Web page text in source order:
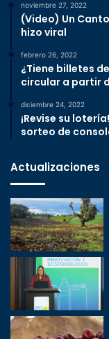
noviembre 27, 2022
(Video) Un
hizo viral
febrero 26, 2022
¿Tiene billetes
circular a partir
diciembre 24, 2022
¡Revise su
sorteo de
Actualizaciones